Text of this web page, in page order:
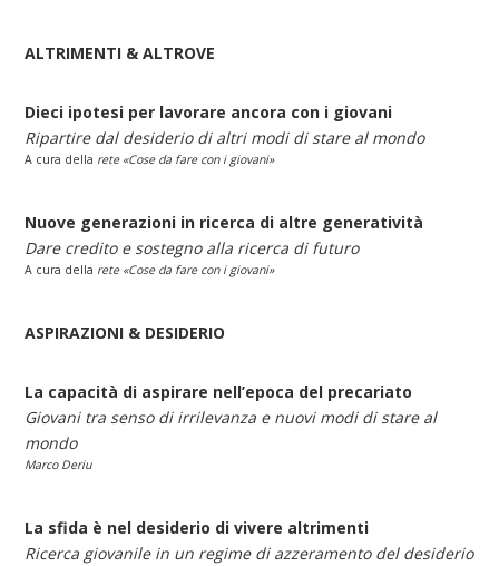
ALTRIMENTI & ALTROVE
Dieci ipotesi per lavorare ancora con i giovani
Ripartire dal desiderio di altri modi di stare al mondo
A cura della rete «Cose da fare con i giovani»
Nuove generazioni in ricerca di altre generatività
Dare credito e sostegno alla ricerca di futuro
A cura della rete «Cose da fare con i giovani»
ASPIRAZIONI & DESIDERIO
La capacità di aspirare nell’epoca del precariato
Giovani tra senso di irrilevanza e nuovi modi di stare al
mondo
Marco Deriu
La sfida è nel desiderio di vivere altrimenti
Ricerca giovanile in un regime di azzeramento del desiderio